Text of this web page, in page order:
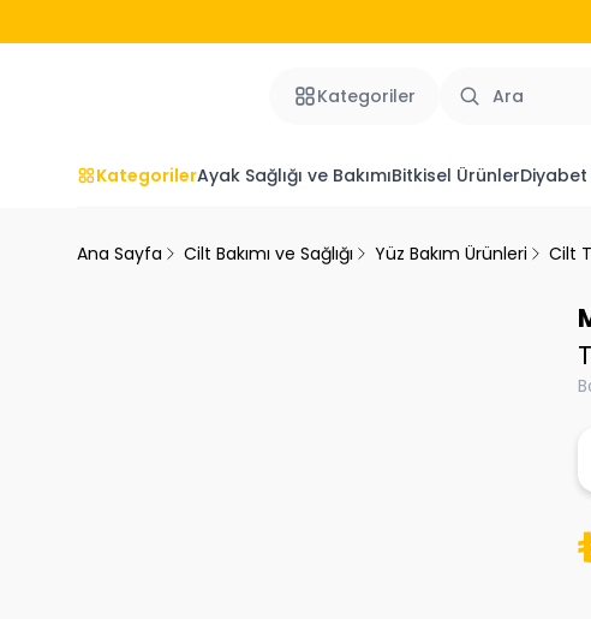
Kategoriler
KategorilerAyak Sağlığı ve BakımıBitkisel Ürünler
Ana Sayfa Cilt Bakımı ve Sağlığı Yüz Bakım Ürünleri Cilt